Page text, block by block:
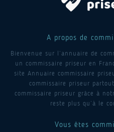
A propos de
Bienvenue sur l’annuaire de
un commissaire priseur en
site Annuaire commissaire
commissaire priseur
commissaire priseur grâce à
reste plus qu’à le
Vous êtes